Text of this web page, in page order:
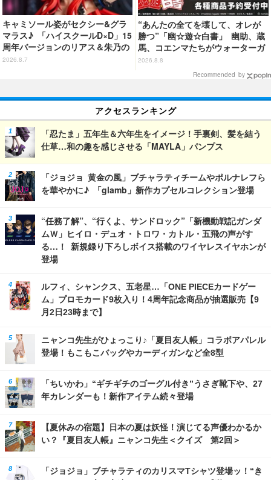
キャミソール姿がセクシー&グラ
マラス♪ 「ハイスクールD×D」15
周年バージョンのリアス＆朱乃の
フィギュアがリニューアルパッケ
2026.8.7
“あんたの全てを壊して、オレが
勝つ”「幽☆遊☆白書」 幽助、蔵
馬、コエンマたちがウォーターガ
ンバトル!? 新作グッズが登場☆
2026.8.8
Recommended by
アクセスランキング
「忍たま」五年生＆六年生をイメージ！手裏剣、髪を結う
仕草…和の趣を感じさせる「MAYLA」パンプス
「ジョジョ 黄金の風」ブチャラティチームやポルナレフら
を華やかに♪ 「glamb」新作カプセルコレクション登場
“任務了解”、“行くよ、サンドロック”「新機動戦記ガンダ
ムＷ」ヒイロ・デュオ・トロワ・カトル・五飛の声がす
る…！ 新規録り下ろしボイス搭載のワイヤレスイヤホンが
登場
ルフィ、シャンクス、五老星…「ONE PIECEカードゲー
ム」プロモカード9枚入り！4周年記念商品が抽選販売【9
月2日23時まで】
ニャンコ先生がひょっこり♪「夏目友人帳」コラボアパレル
登場！もこもこバッグやカーディガンなど全8型
「ちいかわ」“ギチギチのゴーグル付き”うさぎ靴下や、27
年カレンダーも！新作アイテム続々登場
【夏休みの宿題】日本の夏は妖怪！演じてる声優わかるか
い？『夏目友人帳』ニャンコ先生＜クイズ 第2回＞
「ジョジョ」ブチャラティのカリスマTシャツ登場ッ！“き